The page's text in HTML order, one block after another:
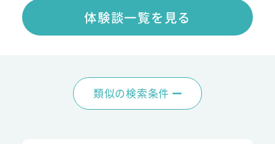
体験談一覧を見る
類似の検索条件